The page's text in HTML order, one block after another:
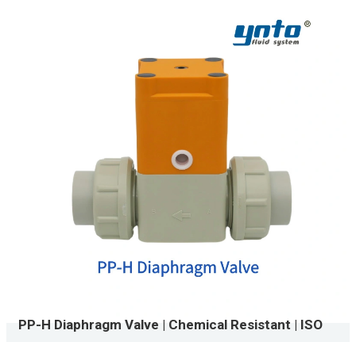
PP-H Diaphragm Valve | Chemical Resistant | ISO